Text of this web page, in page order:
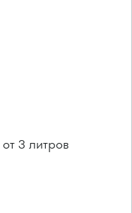
3 литров